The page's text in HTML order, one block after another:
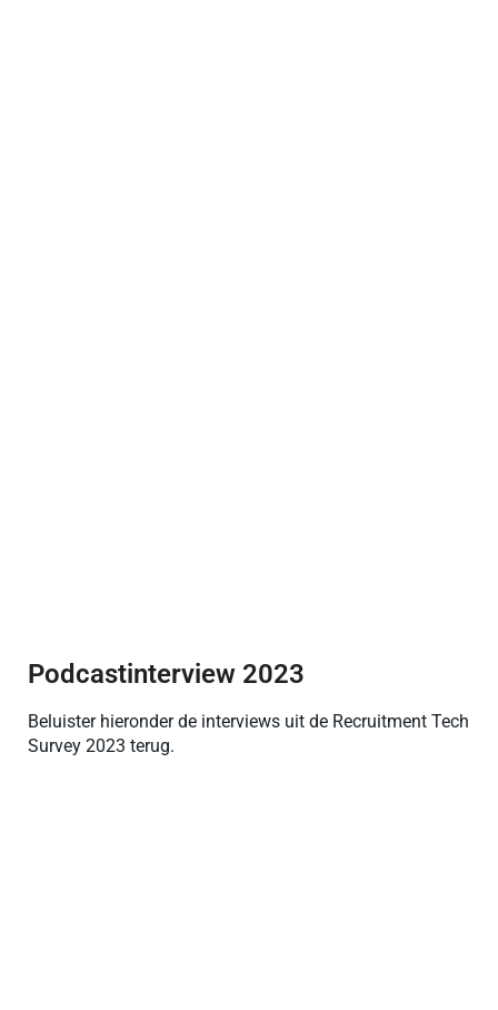
Podcastinterview 2023
Beluister hieronder de interviews uit de Recruitment Tech
Survey 2023 terug.